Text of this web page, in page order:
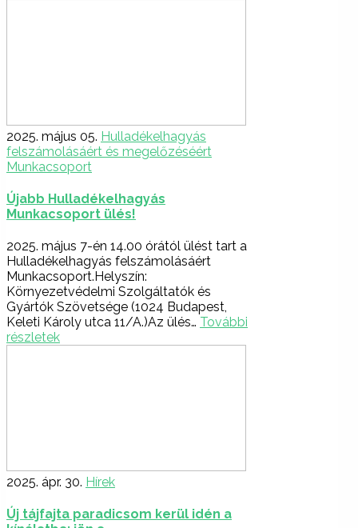
2025. május 05. Hulladékelhagyás
felszámolásáért és megelőzéséért
Munkacsoport
Újabb Hulladékelhagyás
Munkacsoport ülés!
2025. május 7-én 14.00 órától ülést tart a
Hulladékelhagyás felszámolásáért
Munkacsoport.Helyszín:
Környezetvédelmi Szolgáltatók és
Gyártók Szövetsége (1024 Budapest,
Keleti Károly utca 11/A.)Az ülés… További
részletek
2025. ápr. 30. Hírek
Új tájfajta paradicsom kerül idén a